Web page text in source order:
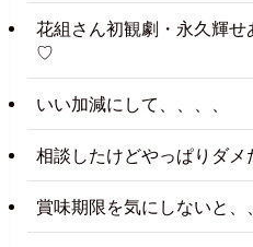
花組さん初観劇・永久輝
♡
いい加減にして、、、、
相談したけどやっぱりダメ
賞味期限を気にしないと、